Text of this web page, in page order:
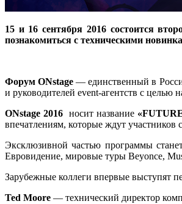
15 и 16 сентября 2016 состоится
познакомиться с техническими
Форум ONstage — единственный в
и руководителей event-агентств с целью
ONstage 2016 носит название
впечатлениям, которые ждут участников
Эксклюзивной частью программы
Евровидение, мировые туры Beyonce,
Зарубежные коллеги впервые выступят
Ted Moore — технический директор